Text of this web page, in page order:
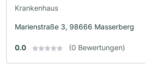
Krankenhaus
Marienstraße 3, 98666 Masserberg
0.0 (0 Bewertungen)